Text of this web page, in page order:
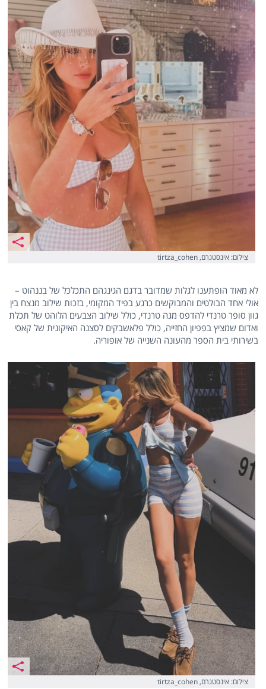
צילום: אינסטגרם, tirtza_cohen
לא מאוד הופתענו לגלות שמדובר בדגם הגינגהם התכלכל של בננהוט –
אולי אחד הבולטים והמבוקשים כרגע בפיד המקומי, בזכות שילוב מנצח בין
גוון סופר טרנדי להדפס מגה טרנדי, כולל שילוב הצבעים הלוהט של תכלת
ואדום שמציץ בפפיון החזייה, כולל פלאשבקים לסצנה האיקונית של קאסי
בשירותי בית הספר מהעונה השנייה של אופוריה.
צילום: אינסטגרם, tirtza_cohen